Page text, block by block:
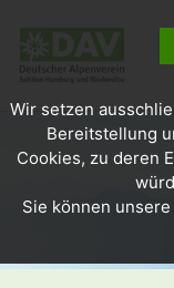
Wir setzen
Bereitstellung
Cookies, zu deren
Sie können